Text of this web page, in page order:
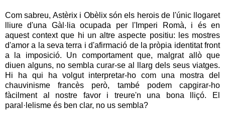
Com sabreu, Astèrix i Obèlix són els herois de l'únic llogaret
lliure d'una Gàl·lia ocupada per l'Imperi Romà, i és en
aquest context que hi un altre aspecte positiu: les mostres
d'amor a la seva terra i d'afirmació de la pròpia identitat front
a la imposició. Un comportament que, malgrat allò que
diuen alguns, no sembla curar-se al llarg dels seus viatges.
Hi ha qui ha volgut interpretar-ho com una mostra del
chauvinisme francès però, també podem capgirar-ho
fàcilment al nostre favor i treure'n una bona lliçó. El
paral·lelisme és ben clar, no us sembla?